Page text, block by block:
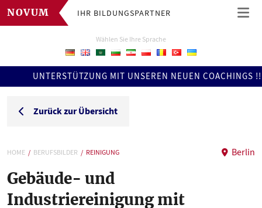
NOVUM IHR BILDUNGSPARTNER
Wählen Sie Ihre Sprache
UNTERSTÜTZUNG MIT UNSEREN NEUEN COACHINGS
Zurück zur Übersicht
HOME BERUFSBILDER REINIGUNG Berlin
Gebäude- und
Industriereinigung mit